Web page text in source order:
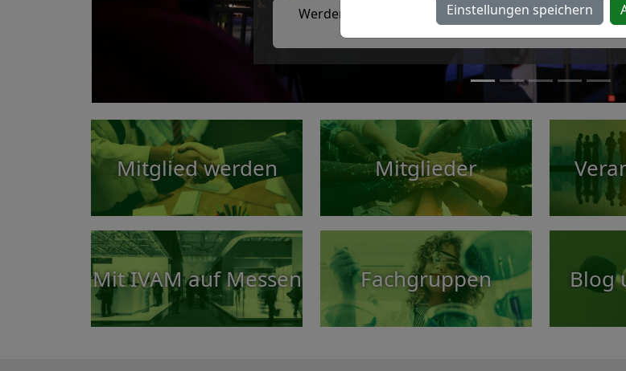
Werden Sie Teil der XPONENTIAL Europe 2027 mit
Mitglied werden Mitglieder
Mit IVAM auf Messen Fachgruppen Blog
Einstellungen speichern